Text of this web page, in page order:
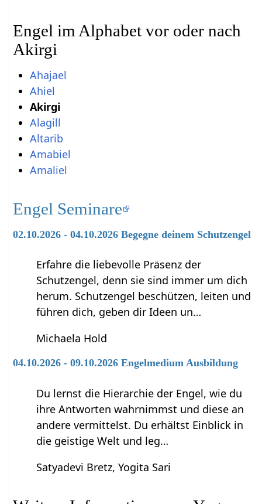
Engel im Alphabet vor oder nach
Akirgi
Ahajael
Ahiel
Akirgi
Alagill
Altarib
Amabiel
Amaliel
Engel Seminare
02.10.2026 - 04.10.2026 Begegne deinem Schutzengel
Erfahre die liebevolle Präsenz der
Schutzengel, denn sie sind immer um dich
herum. Schutzengel beschützen, leiten und
führen dich, geben dir Ideen un…
Michaela Hold
04.10.2026 - 09.10.2026 Engelmedium Ausbildung
Du lernst die Hierarchie der Engel, wie du
ihre Antworten wahrnimmst und diese an
andere vermittelst. Du erhältst Einblick in
die geistige Welt und leg…
Satyadevi Bretz, Yogita Sari